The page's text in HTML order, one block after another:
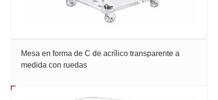
Mesa en forma de C de acrílico transparente a
medida con ruedas